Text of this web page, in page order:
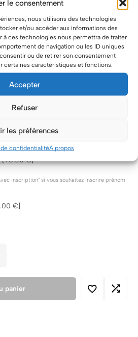
le consentement
nous utilisons des technologies
et/ou accéder aux informations des
à ces technologies nous permettra de traiter
de navigation ou les ID uniques
ou de retirer son consentement
certaines caractéristiques et fonctions.
Accepter
Refuser
les préférences
confidentialitéA propos
Chocolat praliné
[+4.00 €]
€]
€]
[+5.00 €]
inscription" si vous souhaitez inscrire prénom
€]
panier